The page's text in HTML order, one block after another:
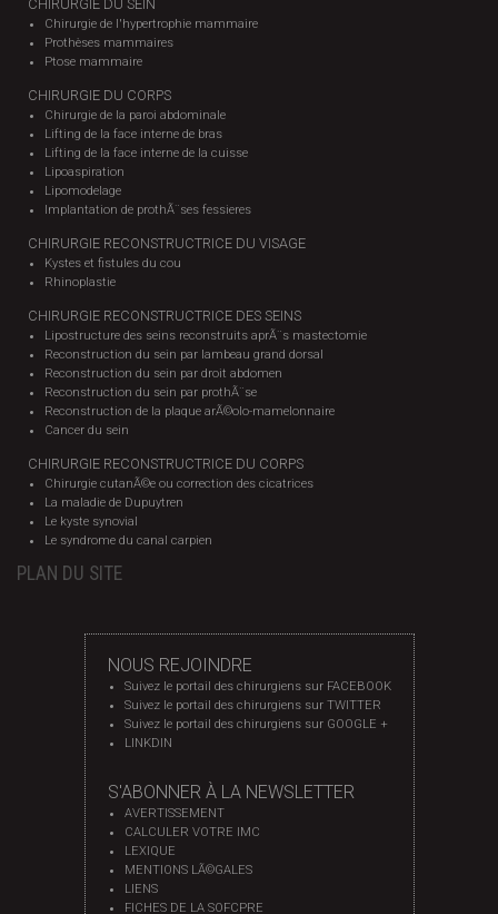
CHIRURGIE DU SEIN
Chirurgie de l'hypertrophie mammaire
Prothèses mammaires
Ptose mammaire
CHIRURGIE DU CORPS
Chirurgie de la paroi abdominale
Lifting de la face interne de bras
Lifting de la face interne de la cuisse
Lipoaspiration
Lipomodelage
Implantation de prothÃ¨ses fessieres
CHIRURGIE RECONSTRUCTRICE DU VISAGE
Kystes et fistules du cou
Rhinoplastie
CHIRURGIE RECONSTRUCTRICE DES SEINS
Lipostructure des seins reconstruits aprÃ¨s mastectomie
Reconstruction du sein par lambeau grand dorsal
Reconstruction du sein par droit abdomen
Reconstruction du sein par prothÃ¨se
Reconstruction de la plaque arÃ©olo-mamelonnaire
Cancer du sein
CHIRURGIE RECONSTRUCTRICE DU CORPS
Chirurgie cutanÃ©e ou correction des cicatrices
La maladie de Dupuytren
Le kyste synovial
Le syndrome du canal carpien
PLAN DU SITE
NOUS REJOINDRE
Suivez le portail des chirurgiens sur FACEBOOK
Suivez le portail des chirurgiens sur TWITTER
Suivez le portail des chirurgiens sur GOOGLE +
LINKDIN
S'ABONNER À LA NEWSLETTER
AVERTISSEMENT
CALCULER VOTRE IMC
LEXIQUE
MENTIONS LÃ©GALES
LIENS
FICHES DE LA SOFCPRE